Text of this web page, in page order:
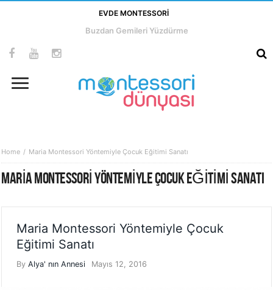
EVDE MONTESSORI
Buzdan Gemileri Yüzdürme
Home Maria Montessori Yöntemiyle Çocuk Eğitimi Sanatı
MARIA MONTESSORI YÖNTEMIYLE ÇOCUK EĞITIMI SANATI
Maria Montessori Yöntemiyle Çocuk
Eğitimi Sanatı
ByAlya' nın Annesi Mayıs 12, 2016